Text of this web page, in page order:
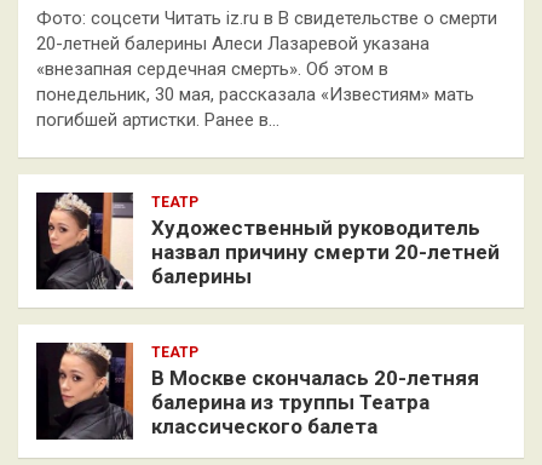
Фото: соцсети Читать iz.ru в В свидетельстве о смерти
20-летней балерины Алеси Лазаревой указана
«внезапная сердечная смерть». Об этом в
понедельник, 30 мая, рассказала «Известиям» мать
погибшей артистки. Ранее в…
ТЕАТР
Художественный руководитель
назвал причину смерти 20-летней
балерины
ТЕАТР
В Москве скончалась 20-летняя
балерина из труппы Театра
классического балета